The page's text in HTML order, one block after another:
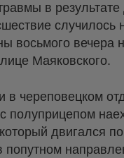
в
случилось
восьмого вечера
Маяковского.
в череповецком
полуприцепом
двигался
попутном